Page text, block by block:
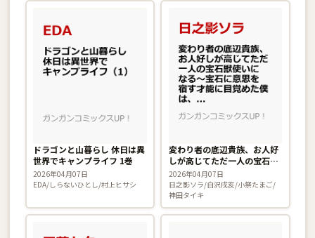
ドラゴンと山暮らし 休日は異
世界でキャンプライフ 1巻
2026年04月07日
EDA/しらないひとし/村上ヒサシ
変わり者の底辺貴族、お人好
しが高じてただ一人の宝石獣
使いになる〜宝石に意思を宿
す才能に目覚めた僕は、友達
と一緒に七つの秘宝を探す旅
に出ます〜 2巻
2026年04月07日
日之影ソラ/白沢戌亥/小祭たまご/
神田タイキ